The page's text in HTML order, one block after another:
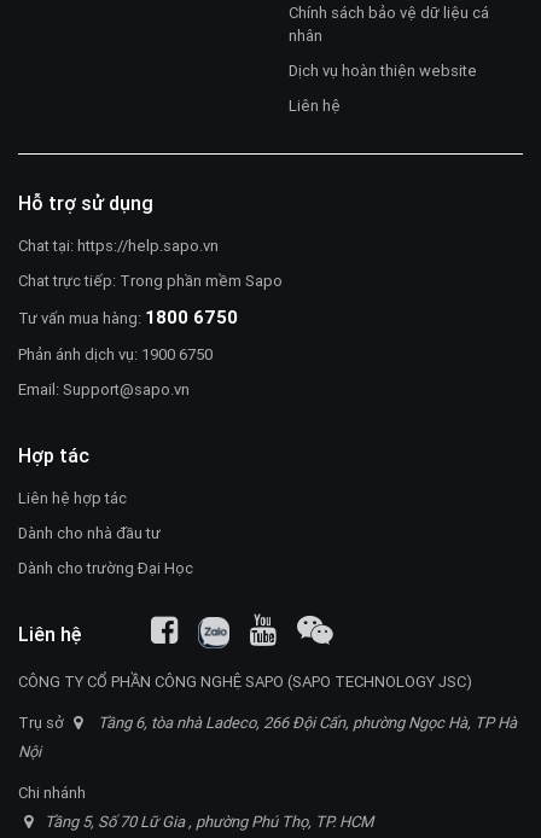
Chính sách bảo vệ dữ liệu cá
nhân
Dịch vụ hoàn thiện website
Liên hệ
Hỗ trợ sử dụng
Chat tại:https://help.sapo.vn
Chat trực tiếp: Trong phần mềm Sapo
Tư vấn mua hàng: 1800 6750
Phản ánh dịch vụ: 1900 6750
Email:Support@sapo.vn
Hợp tác
Liên hệ hợp tác
Dành cho nhà đầu tư
Dành cho trường Đại Học
Liên hệ
CÔNG TY CỔ PHẦN CÔNG NGHỆ SAPO (SAPO TECHNOLOGY JSC)
Trụ sở
Tầng 6, tòa nhà Ladeco, 266 Đội Cấn, phường Ngọc Hà, TP Hà
Nội
Chi nhánh
Tầng 5, Số 70 Lữ Gia , phường Phú Thọ, TP. HCM